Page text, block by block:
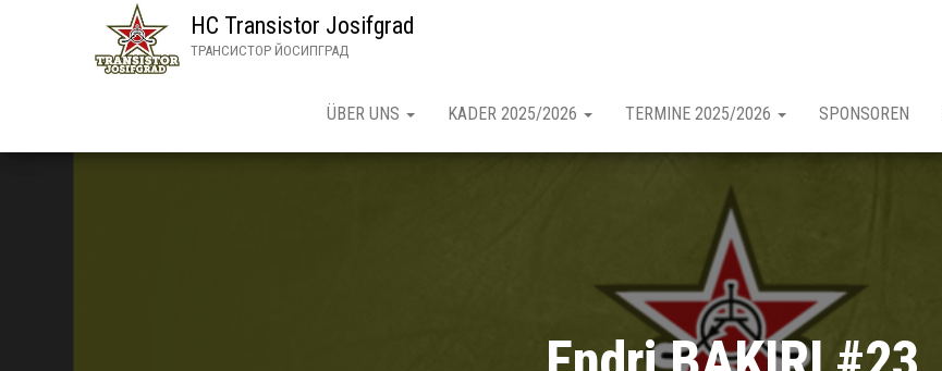
HC Transistor Josifgrad
ТРАНСИСТОР ЙОСИПГРАД
ÜBER UNS KADER 2025/2026 TERMINE 2025/2026 SPONSOREN